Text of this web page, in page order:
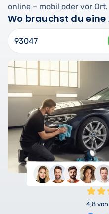
online – mobil oder vor Ort.
Wo brauchst du
4,8